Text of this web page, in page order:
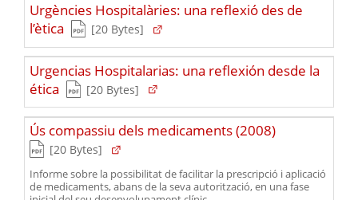
Idioma: ca
Urgències Hospitalàries: una reflexió des de
l’ètica
(Tipus de fitxer pdf)
(Pes del fitxer)
[20 Bytes]
Urgencias Hospitalarias: una reflexión desde la
ética
(Tipus de fitxer pdf)
(Pes del fitxer)
[20 Bytes]
Ús compassiu dels medicaments (2008)
(Pes del fitxer)
[20 Bytes]
Informe sobre la possibilitat de facilitar la prescripció i aplicació
de medicaments, abans de la seva autorització, en una fase